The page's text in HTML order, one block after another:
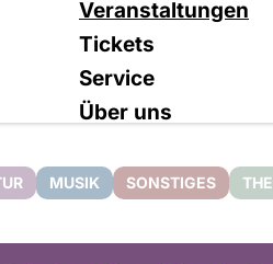
Veranstaltungen
Tickets
Service
Über uns
MUSIK SONSTIGES